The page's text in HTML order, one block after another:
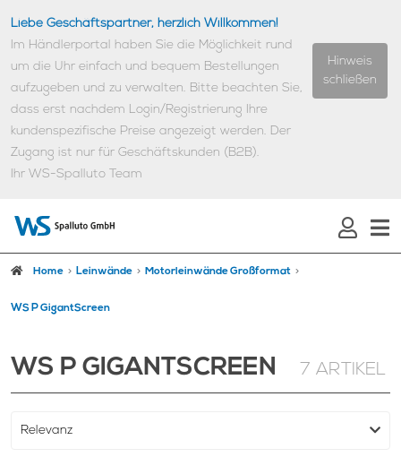
Liebe Geschäftspartner, herzlich Willkommen!
Im Händlerportal haben Sie die Möglichkeit rund
um die Uhr einfach und bequem Bestellungen
aufzugeben und zu verwalten. Bitte beachten Sie,
dass erst nachdem Login/Registrierung Ihre
kundenspezifische Preise angezeigt werden. Der
Zugang ist nur für Geschäftskunden (B2B).
Ihr WS-Spalluto Team
Hinweis
schließen
Home Leinwände Motorleinwände Großformat
WS P GigantScreen
WS P GIGANTSCREEN 7 ARTIKEL